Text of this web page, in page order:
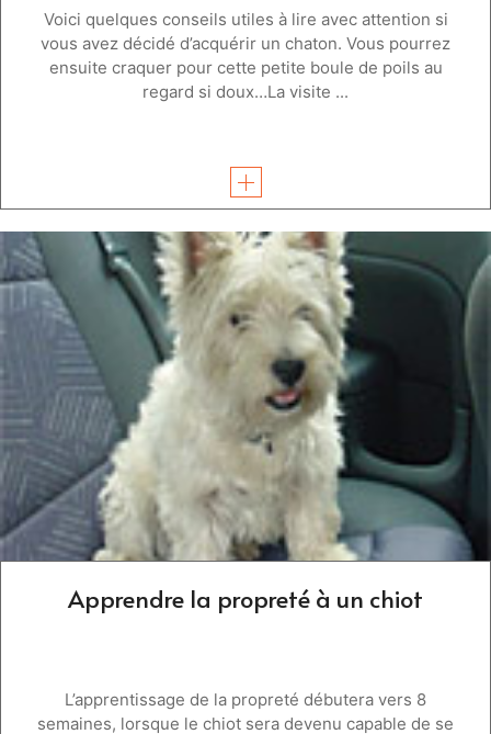
Voici quelques conseils utiles à lire avec attention si
vous avez décidé d’acquérir un chaton. Vous pourrez
ensuite craquer pour cette petite boule de poils au
regard si doux…La visite ...
Apprendre la propreté à un chiot
L’apprentissage de la propreté débutera vers 8
semaines, lorsque le chiot sera devenu capable de se